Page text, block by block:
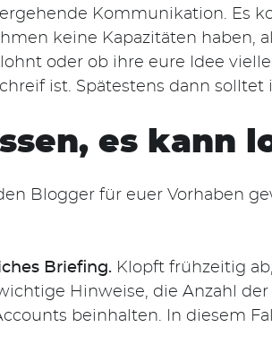
Kommunikation. Es
keine Kapazitäten haben,
oder ob ihre eure Idee
ist. Spätestens dann solltet
es kann
Blogger für euer Vorhaben
Briefing. Klopft frühzeitig
Hinweise, die Anzahl
beinhalten. In diesem